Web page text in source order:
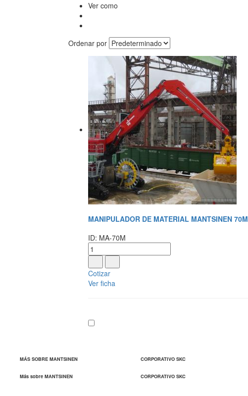
Ver como
Ordenar por
MANIPULADOR DE MATERIAL MANTSINEN 70M
ID: MA-70M
Cotizar
Ver ficha
MÁS SOBRE MANTSINEN
Más sobre MANTSINEN
CORPORATIVO SKC
CORPORATIVO SKC